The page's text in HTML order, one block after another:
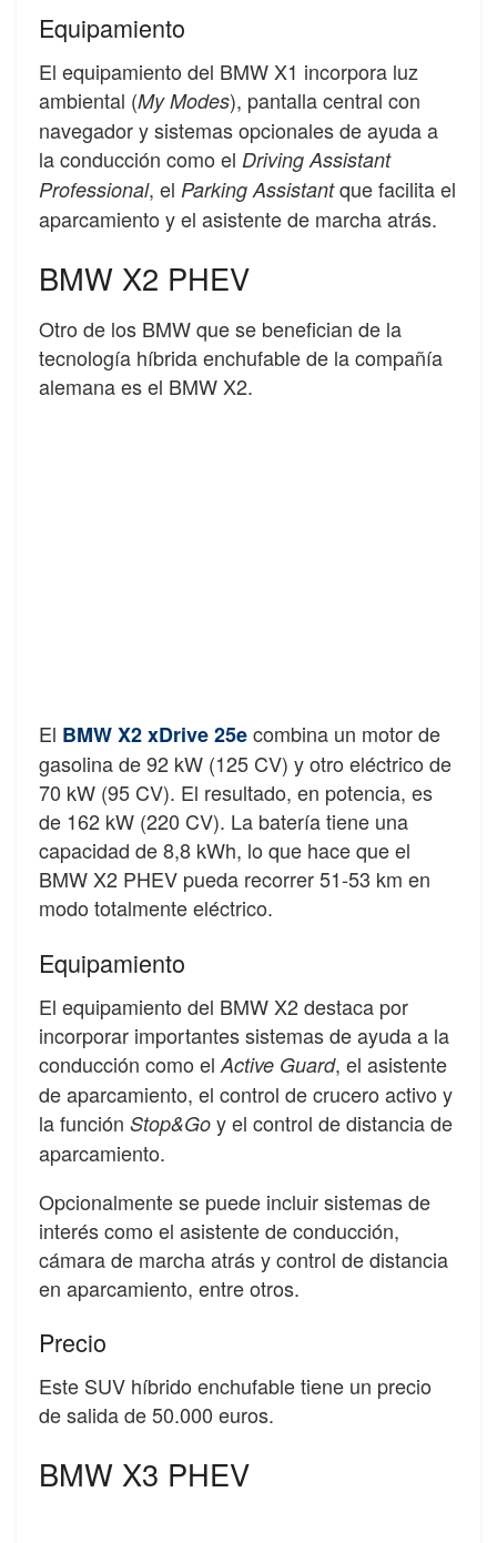
Equipamiento
El equipamiento del BMW X1 incorpora luz
ambiental (My Modes), pantalla central con
navegador y sistemas opcionales de ayuda a
la conducción como el Driving Assistant
Professional, el Parking Assistantque facilita el
aparcamiento y el asistente de marcha atrás.
BMW X2 PHEV
Otro de los BMW que se benefician de la
tecnología híbrida enchufable de la compañía
alemana es el BMW X2.
El BMW X2 xDrive 25ecombina un motor de
gasolina de 92 kW (125 CV) y otro eléctrico de
70 kW (95 CV). El resultado, en potencia, es
de 162 kW (220 CV). La batería tiene una
capacidad de 8,8 kWh, lo que hace que el
BMW X2 PHEV pueda recorrer 51-53 km en
modo totalmente eléctrico.
Equipamiento
El equipamiento del BMW X2 destaca por
incorporar importantes sistemas de ayuda a la
conducción como el Active Guard, el asistente
de aparcamiento, el control de crucero activo y
la función Stop&Go y el control de distancia de
aparcamiento.
Opcionalmente se puede incluir sistemas de
interés como el asistente de conducción,
cámara de marcha atrás y control de distancia
en aparcamiento, entre otros.
Precio
Este SUV híbrido enchufable tiene un precio
de salida de 50.000 euros.
BMW X3 PHEV